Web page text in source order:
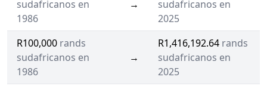
sudafricanos en
1986
→
sudafricanos en
2025
R100,000 rands
sudafricanos en
1986
→
R1,416,192.64 rands
sudafricanos en
2025